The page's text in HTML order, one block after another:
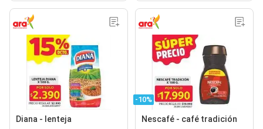
Diana - lenteja
-10%
Nescafé - café tradición